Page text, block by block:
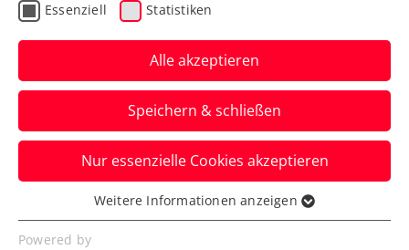
ITF Repentigny:
Schwärzler bei US-Open-
Vorbereitung weiter
makellos
Der ÖTV-Youngster steht in Kanada im
Einzel unter den letzten Vier, im Doppel
im Finale.
Essenziell Statistiken
Alle akzeptieren
Speichern & schließen
Nur essenzielle Cookies akzeptieren
Essenziell
Essenzielle Cookies werden für grundlegende
Weitere Informationen anzeigen
Powered by